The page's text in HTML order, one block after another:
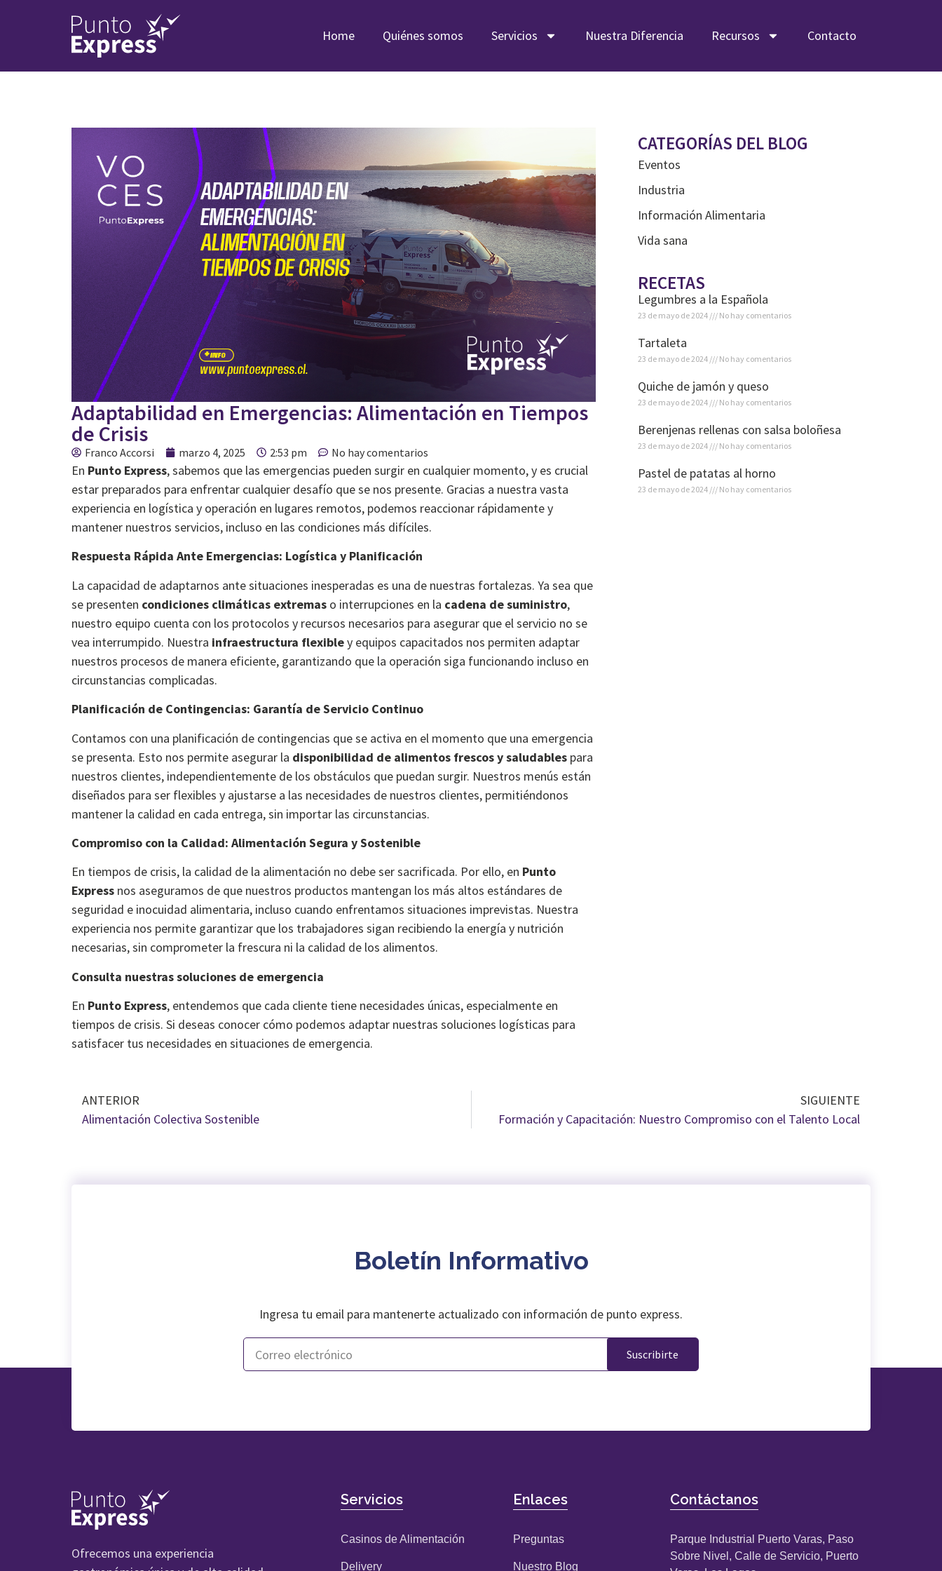
Home Quiénes somos Servicios Nuestra Diferencia Recursos Contacto
Adaptabilidad en Emergencias: Alimentación en Tiempos
de Crisis
Franco Accorsi marzo 4, 2025 2:53 pm No hay comentarios
En Punto Express, sabemos que las emergencias pueden surgir en cualquier momento, y es crucial
estar preparados para enfrentar cualquier desafío que se nos presente. Gracias a nuestra vasta
experiencia en logística y operación en lugares remotos, podemos reaccionar rápidamente y
mantener nuestros servicios, incluso en las condiciones más difíciles.
Respuesta Rápida Ante Emergencias: Logística y Planificación
La capacidad de adaptarnos ante situaciones inesperadas es una de nuestras fortalezas. Ya sea que
se presenten condiciones climáticas extremas o interrupciones en la cadena de suministro,
nuestro equipo cuenta con los protocolos y recursos necesarios para asegurar que el servicio no se
vea interrumpido. Nuestra infraestructura flexibley equipos capacitados nos permiten adaptar
nuestros procesos de manera eficiente, garantizando que la operación siga funcionando incluso en
circunstancias complicadas.
Planificación de Contingencias: Garantía de Servicio Continuo
Contamos con una planificación de contingencias que se activa en el momento que una emergencia
se presenta. Esto nos permite asegurar la disponibilidad de alimentos frescos y saludables para
nuestros clientes, independientemente de los obstáculos que puedan surgir. Nuestros menús están
diseñados para ser flexibles y ajustarse a las necesidades de nuestros clientes, permitiéndonos
mantener la calidad en cada entrega, sin importar las circunstancias.
Compromiso con la Calidad: Alimentación Segura y Sostenible
En tiempos de crisis, la calidad de la alimentación no debe ser sacrificada. Por ello, en Punto
Express nos aseguramos de que nuestros productos mantengan los más altos estándares de
seguridad e inocuidad alimentaria, incluso cuando enfrentamos situaciones imprevistas. Nuestra
experiencia nos permite garantizar que los trabajadores sigan recibiendo la energía y nutrición
necesarias, sin comprometer la frescura ni la calidad de los alimentos.
Consulta nuestras soluciones de emergencia
En Punto Express, entendemos que cada cliente tiene necesidades únicas, especialmente en
tiempos de crisis. Si deseas conocer cómo podemos adaptar nuestras soluciones logísticas para
satisfacer tus necesidades en situaciones de emergencia.
CATEGORÍAS DEL BLOG
Eventos
Industria
Información Alimentaria
Vida sana
RECETAS
Legumbres a la Española
23 de mayo de 2024 No hay comentarios
Tartaleta
23 de mayo de 2024 No hay comentarios
Quiche de jamón y queso
23 de mayo de 2024 No hay comentarios
Berenjenas rellenas con salsa boloñesa
23 de mayo de 2024 No hay comentarios
Pastel de patatas al horno
23 de mayo de 2024 No hay comentarios
ANTERIOR
Alimentación Colectiva Sostenible
SIGUIENTE
Formación y Capacitación: Nuestro Compromiso con el Talento Local
Boletín Informativo
Ingresa tu email para mantenerte actualizado con información de punto express.
Suscribirte
Ofrecemos una experiencia
Servicios
Casinos de Alimentación
Delivery
Enlaces
Preguntas
Nuestro Blog
Contáctanos
Parque Industrial Puerto Varas, Paso
Sobre Nivel, Calle de Servicio, Puerto